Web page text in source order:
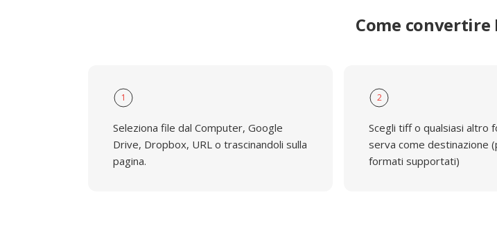
Come convertire
1
Seleziona file dal Computer, Google
Drive, Dropbox, URL o trascinandoli sulla
pagina.
2
Scegli tiff o qualsiasi altro
serva come destinazione
formati supportati)